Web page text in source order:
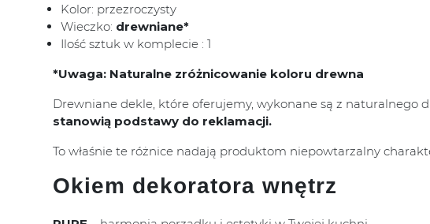
Kolor: przezroczysty
Wieczko: drewniane*
Ilość sztuk w komplecie : 1
*Uwaga: Naturalne zróżnicowanie koloru drewna
Drewniane dekle, które oferujemy, wykonane są z
stanowią podstawy do reklamacji.
To właśnie te różnice nadają produktom niepowtarzalny
Okiem dekoratora wnętrz